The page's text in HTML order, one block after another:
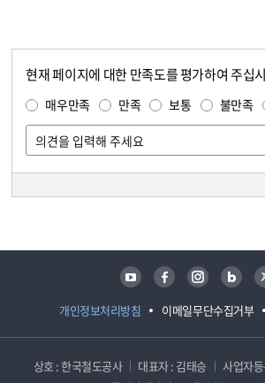
현재 페이지에 대한 만족도를 평가하여 주십
매우만족 만족 보통 불만족
개인정보처리방침 이메일무단수집거부
유튜브 페이스북 인스타그램 블로그
상호 : 한국철도공사 대표자 : 김태승
사업자